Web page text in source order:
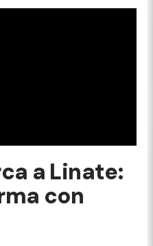
a Linate:
con